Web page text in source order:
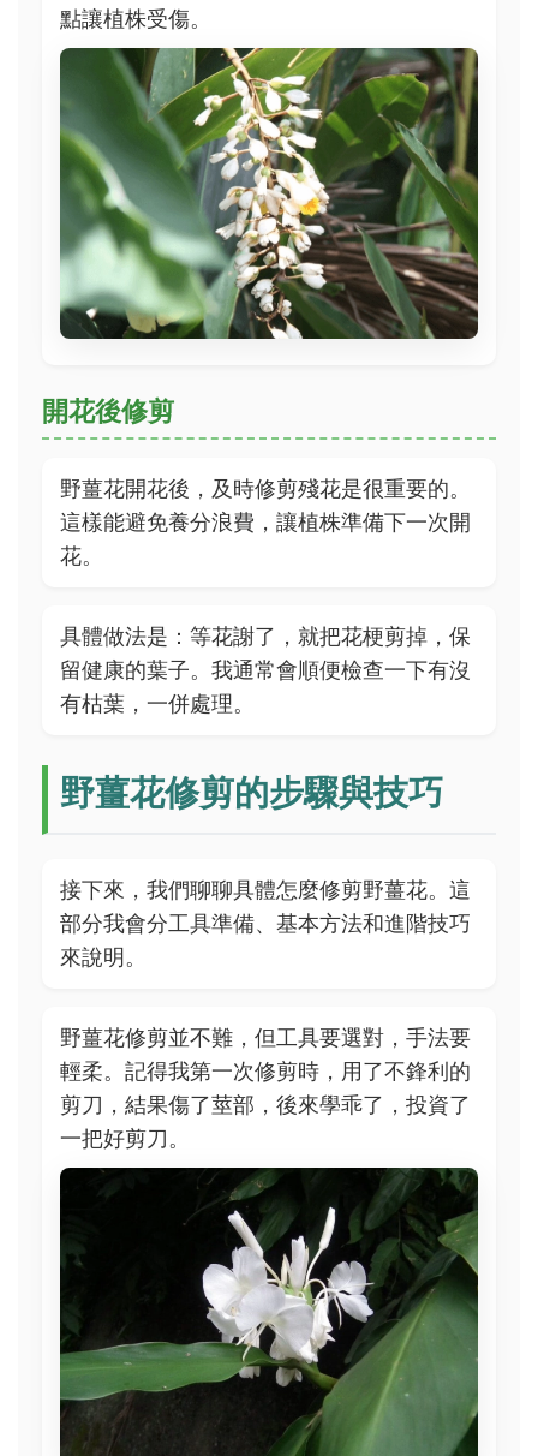
點讓植株受傷。
開花後修剪
野薑花開花後，及時修剪殘花是很重要的。
這樣能避免養分浪費，讓植株準備下一次開
花。
具體做法是：等花謝了，就把花梗剪掉，保
留健康的葉子。我通常會順便檢查一下有沒
有枯葉，一併處理。
野薑花修剪的步驟與技巧
接下來，我們聊聊具體怎麼修剪野薑花。這
部分我會分工具準備、基本方法和進階技巧
來說明。
野薑花修剪並不難，但工具要選對，手法要
輕柔。記得我第一次修剪時，用了不鋒利的
剪刀，結果傷了莖部，後來學乖了，投資了
一把好剪刀。